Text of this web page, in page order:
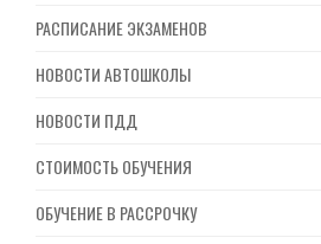
РАСПИСАНИЕ ЭКЗАМЕНОВ
НОВОСТИ АВТОШКОЛЫ
НОВОСТИ ПДД
СТОИМОСТЬ ОБУЧЕНИЯ
ОБУЧЕНИЕ В РАССРОЧКУ